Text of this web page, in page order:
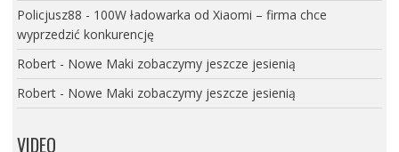
Policjusz88 - 100W ładowarka od Xiaomi – firma chce
wyprzedzić konkurencję
Robert- Nowe Maki zobaczymy jeszcze jesienią
Robert- Nowe Maki zobaczymy jeszcze jesienią
VIDEO